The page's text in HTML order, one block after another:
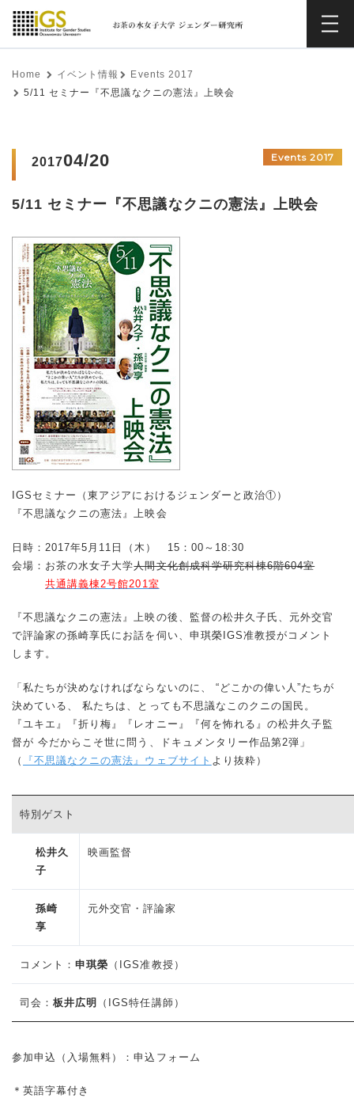
Home イベント情報
Events 2017
5/11 セミナー『不思議なクニの憲法』上映会
201704/20 Events 2017
5/11 セミナー『不思議なクニの憲法』上映会
IGSセミナー（東アジアにおけるジェンダーと政治①）
『不思議なクニの憲法』上映会
日時：2017年5月11日（木） 15：00～18:30
会場：お茶の水女子大学人間文化創成科学研究科棟6階604室
共通講義棟2号館201室
『不思議なクニの憲法』上映の後、監督の松井久子氏、元外交官
で評論家の孫崎享氏にお話を伺い、申琪榮IGS准教授がコメント
します。
「私たちが決めなければならないのに、 “どこかの偉い人”たちが
決めている、 私たちは、とっても不思議なこのクニの国民。
『ユキエ』『折り梅』『レオニー』『何を怖れる』の松井久子監
督が 今だからこそ世に問う、ドキュメンタリー作品第2弾」
（
『不思議なクニの憲法』ウェブサイト より抜粋）
特別ゲスト
松井久
子
映画監督
孫崎
享
元外交官・評論家
コメント：申琪榮 （IGS准教授）
司会：板井広明 （IGS特任講師）
参加申込（入場無料）：申込フォーム
＊英語字幕付き